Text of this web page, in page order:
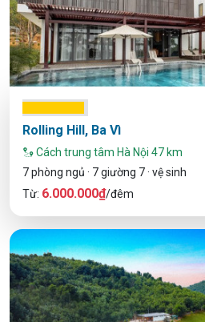
Rolling Hill, Ba Vì
Cách trung tâm Hà Nội 47 km
7 phòng ngủ · 7 giường 7 · vệ sinh
Từ: 6.000.000₫/đêm